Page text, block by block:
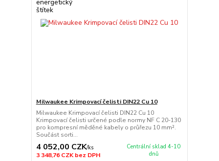
Milwaukee Krimpovací čelisti DIN22 Cu 10
Milwaukee Krimpovací čelisti DIN22 Cu 10
Krimpovací čelisti určené podle normy NF C 20-130
pro kompresní měděné kabely o průřezu 10 mm².
Součást sorti...
4 052,00 CZK/ks
3 348,76 CZKbez DPH
Centrální sklad 4-10
dnů